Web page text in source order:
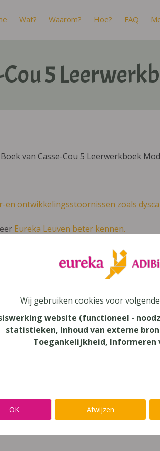
Wat? Waarom? Hoe? FAQ
Cou 5
van Casse-Cou 5 Leerwerkboek
en ontwikkelingsstoornissen zoals
Eureka Leuven beter kennen.
in je talent'
en lees meer over
Cou 5 Leerwerkboek
Wij gebruiken cookies voor
website (functioneel -
statistieken, Inhoud van externe
Toegankelijkheid, Informeren
OK Afwijzen